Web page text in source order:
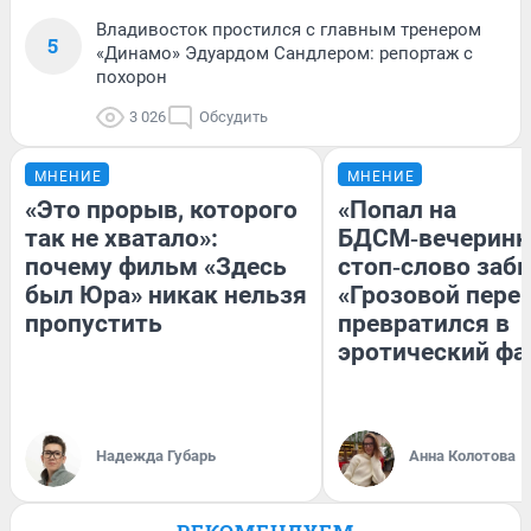
5
Владивосток простился с главным тренером
«Динамо» Эдуардом Сандлером: репортаж с
похорон
3 026 Обсудить
МНЕНИЕ
«Это прорыв, которого
так не хватало»:
почему фильм «Здесь
был Юра» никак нельзя
пропустить
Надежда Губарь
МНЕНИЕ
«Попал на
стоп‑слово
«Грозовой
превратился в
эротический
Анна Колотова